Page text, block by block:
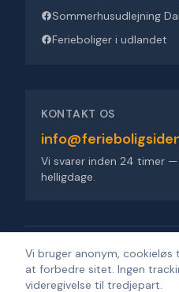
Sommerhusudlejning
Ferieboliger i udlandet
KONTAKT OS
Vi svarer inden 24 timer
helligdage.
Ferieboligsiden ApS·Trigevej 9,
© 2026Ferieboligsiden.Alle
Vi bruger anonym, cookieløs
at forbedre sitet. Ingen
videregivelse til tredjepart.